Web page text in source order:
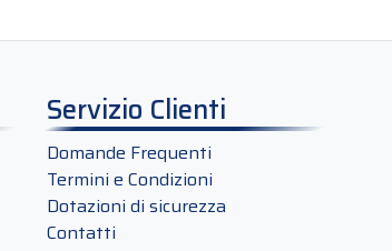
Servizio Clienti
Domande Frequenti
Termini e Condizioni
Dotazioni di sicurezza
Contatti